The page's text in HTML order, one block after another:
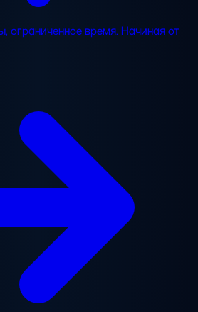
ограниченное время. Начиная от